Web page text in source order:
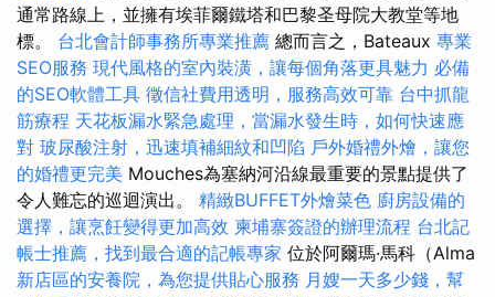
通常路線上，並擁有埃菲爾鐵塔和巴黎圣母院大教堂等地
標。 台北會計師事務所專業推薦 總而言之，Bateaux 專業
SEO服務 現代風格的室內裝潢，讓每個角落更具魅力 必備
的SEO軟體工具 徵信社費用透明，服務高效可靠 台中抓龍
筋療程 天花板漏水緊急處理，當漏水發生時，如何快速應
對 玻尿酸注射，迅速填補細紋和凹陷 戶外婚禮外燴，讓您
的婚禮更完美 Mouches為塞納河沿線最重要的景點提供了
令人難忘的巡迴演出。 精緻BUFFET外燴菜色 廚房設備的
選擇，讓烹飪變得更加高效 柬埔寨簽證的辦理流程 台北記
帳士推薦，找到最合適的記帳專家 位於阿爾瑪·馬科（Alma
新店區的安養院，為您提供貼心服務 月嫂一天多少錢，幫